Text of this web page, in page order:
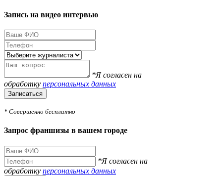
Запись на видео интервью
*Я согласен на
обработку персональных данных
Записаться
* Совершенно бесплатно
Запрос франшизы в вашем городе
*Я согласен на
обработку персональных данных